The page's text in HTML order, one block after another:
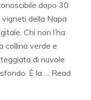
dopo 30
della Napa
Chi non l’ha
collina verde e
di nuvole
È la … Read